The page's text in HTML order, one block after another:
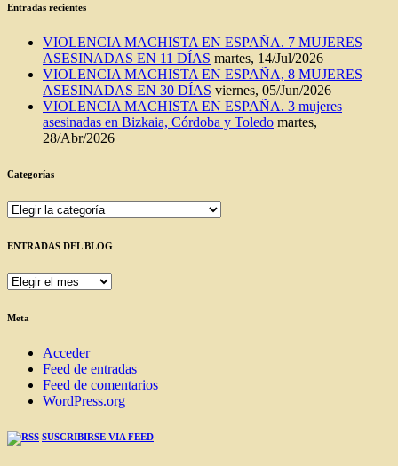
Entradas recientes
VIOLENCIA MACHISTA EN ESPAÑA. 7 MUJERES
ASESINADAS EN 11 DÍAS martes, 14/Jul/2026
VIOLENCIA MACHISTA EN ESPAÑA, 8 MUJERES
ASESINADAS EN 30 DÍAS viernes, 05/Jun/2026
VIOLENCIA MACHISTA EN ESPAÑA. 3 mujeres
asesinadas en Bizkaia, Córdoba y Toledo martes,
28/Abr/2026
Categorías
Categorías
ENTRADAS DEL BLOG
ENTRADAS
BLOG
Meta
Acceder
Feed de entradas
Feed de comentarios
WordPress.org
SUSCRIBIRSE VIA FEED